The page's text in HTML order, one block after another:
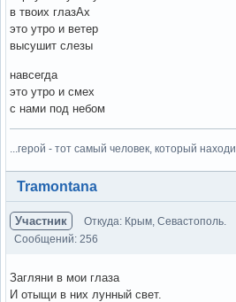
в твоих глазАх
это утро и ветер
высушит слезы
навсегда
это утро и смех
с нами под небом
...герой - тот самый человек, который
Вне форума
Tramontana
Участник Откуда: Крым, Севастополь.
Сообщений: 256
Загляни в мои глаза
И отыщи в них лунный свет.